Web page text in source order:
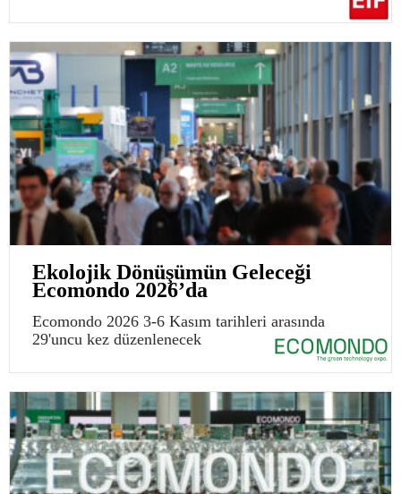
Ekolojik Dönüşümün Geleceği
Ecomondo 2026’da
Ecomondo 2026 3-6 Kasım tarihleri arasında
29'uncu kez düzenlenecek